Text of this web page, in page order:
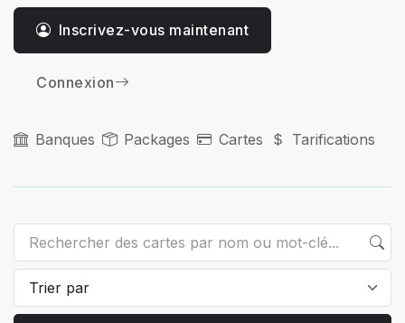
Inscrivez-vous maintenant
Connexion
Banques Packages Cartes Tarifications